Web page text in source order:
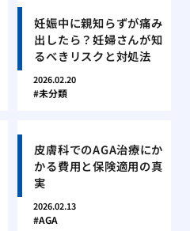
妊娠中に親知らずが痛み
出したら？妊婦さんが知
るべきリスクと対処法
2026.02.20
未分類
皮膚科でのAGA治療にか
かる費用と保険適用の真
実
2026.02.13
AGA